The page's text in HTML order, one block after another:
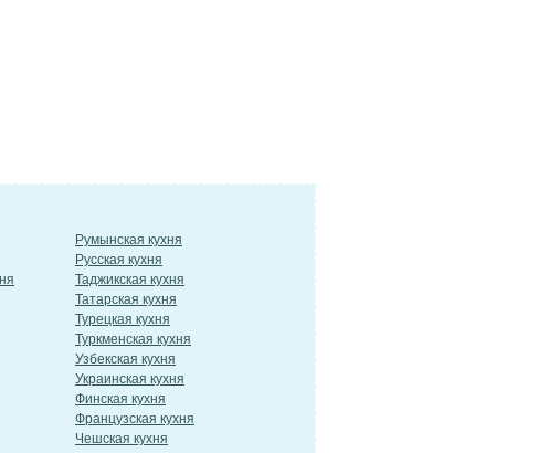
Румынская кухня
Русская кухня
Таджикская кухня
Татарская кухня
Турецкая кухня
Туркменская кухня
Узбекская кухня
Украинская кухня
Финская кухня
Французская кухня
Чешская кухня